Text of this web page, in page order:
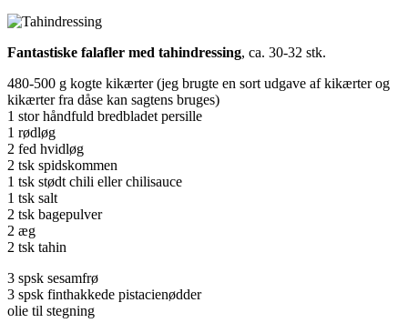
Fantastiske falafler med tahindressing, ca. 30-32 stk.
480-500 g kogte kikærter (jeg brugte en sort udgave af kikærter og
kikærter fra dåse kan sagtens bruges)
1 stor håndfuld bredbladet persille
1 rødløg
2 fed hvidløg
2 tsk spidskommen
1 tsk stødt chili eller chilisauce
1 tsk salt
2 tsk bagepulver
2 æg
2 tsk tahin
3 spsk sesamfrø
3 spsk finthakkede pistacienødder
olie til stegning